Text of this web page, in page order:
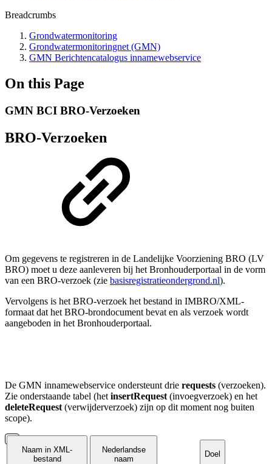
Breadcrumbs
Grondwatermonitoring
Grondwatermonitoringnet (GMN)
GMN Berichtencatalogus innamewebservice
On this Page
GMN BCI BRO-Verzoeken
BRO-Verzoeken
Om gegevens te registreren in de Landelijke Voorziening BRO (LV
BRO) moet u deze aanleveren bij het Bronhouderportaal in de vorm
van een BRO-verzoek (zie basisregistratieondergrond.nl).
Vervolgens is het BRO-verzoek het bestand in IMBRO/XML-
formaat dat het BRO-brondocument bevat en als verzoek wordt
aangeboden in het Bronhouderportaal.
De GMN innamewebservice ondersteunt drie requests (verzoeken).
Zie onderstaande tabel (het insertRequest (invoegverzoek) en het
deleteRequest (verwijderverzoek) zijn op dit moment nog buiten
scope).
Naam in XML-
bestand
Nederlandse
naam
Doel